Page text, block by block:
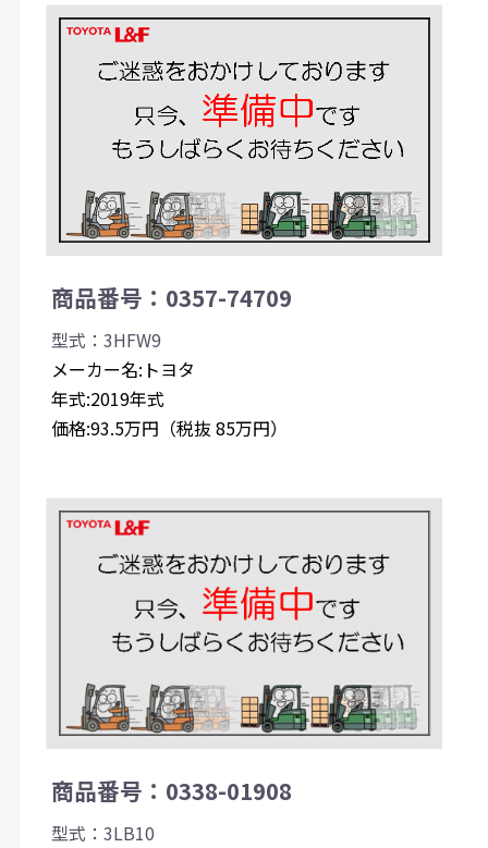
商品番号：0357-74709
型式：3HFW9
メーカー名:トヨタ
年式:2019年式
価格:93.5万円（税抜 85万円）
商品番号：0338-01908
型式：3LB10